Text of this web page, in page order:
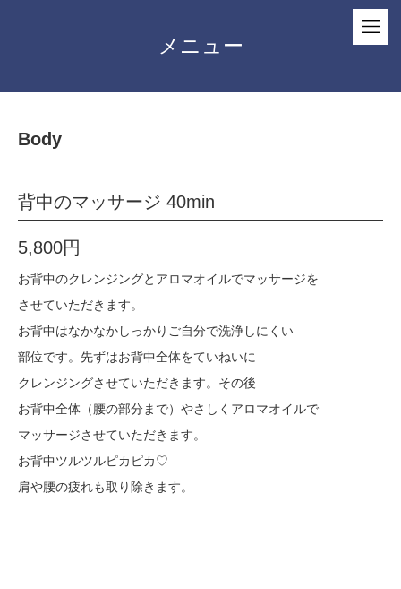
メニュー
Body
背中のマッサージ 40min
5,800円
お背中のクレンジングとアロマオイルでマッサージを
させていただきます。
お背中はなかなかしっかりご自分で洗浄しにくい
部位です。先ずはお背中全体をていねいに
クレンジングさせていただきます。その後
お背中全体（腰の部分まで）やさしくアロマオイルで
マッサージさせていただきます。
お背中ツルツルピカピカ♡
肩や腰の疲れも取り除きます。